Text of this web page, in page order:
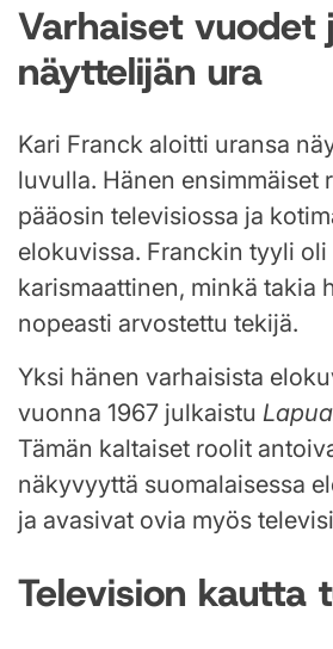
Varhaiset vuodet
näyttelijän ura
Kari Franck aloitti uransa
luvulla. Hänen ensimmäiset
pääosin televisiossa ja
elokuvissa. Franckin tyyli
karismaattinen, minkä takia
nopeasti arvostettu tekijä.
Yksi hänen varhaisista
vuonna 1967 julkaistu
Tämän kaltaiset roolit
näkyvyyttä suomalaisessa
ja avasivat ovia myös
Television kautta